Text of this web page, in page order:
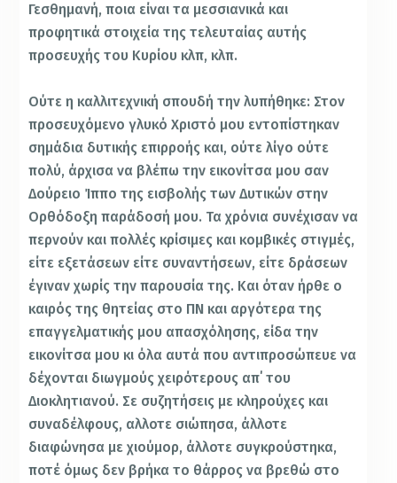
Γεσθημανή, ποια είναι τα μεσσιανικά και
προφητικά στοιχεία της τελευταίας αυτής
προσευχής του Κυρίου κλπ, κλπ.
Ούτε η καλλιτεχνική σπουδή την λυπήθηκε: Στον
προσευχόμενο γλυκό Χριστό μου εντοπίστηκαν
σημάδια δυτικής επιρροής και, ούτε λίγο ούτε
πολύ, άρχισα να βλέπω την εικονίτσα μου σαν
Δούρειο Ίππο της εισβολής των Δυτικών στην
Ορθόδοξη παράδοσή μου. Τα χρόνια συνέχισαν να
περνούν και πολλές κρίσιμες και κομβικές στιγμές,
είτε εξετάσεων είτε συναντήσεων, είτε δράσεων
έγιναν χωρίς την παρουσία της. Και όταν ήρθε ο
καιρός της θητείας στο ΠΝ και αργότερα της
επαγγελματικής μου απασχόλησης, είδα την
εικονίτσα μου κι όλα αυτά που αντιπροσώπευε να
δέχονται διωγμούς χειρότερους απ΄ του
Διοκλητιανού. Σε συζητήσεις με κληρούχες και
συναδέλφους, αλλοτε σιώπησα, άλλοτε
διαφώνησα με χιούμορ, άλλοτε συγκρούστηκα,
ποτέ όμως δεν βρήκα το θάρρος να βρεθώ στο